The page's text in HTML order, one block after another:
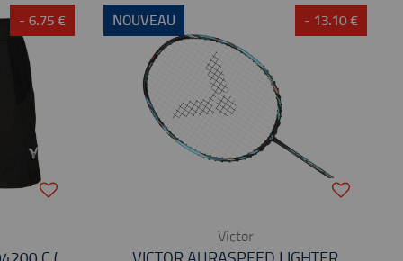
- 6.75 € NOUVEAU - 13.10 €
Victor